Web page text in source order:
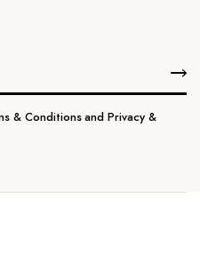
& Conditions and Privacy &